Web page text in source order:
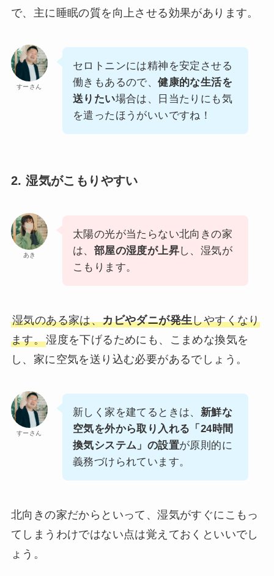
で、主に睡眠の質を向上させる効果があります。
すーさん
セロトニンには精神を安定させる
働きもあるので、健康的な生活を
送りたい場合は、日当たりにも気
を遣ったほうがいいですね！
2. 湿気がこもりやすい
あき
太陽の光が当たらない北向きの家
は、 部屋の湿度が上昇し、湿気が
こもります。
湿気のある家は、カビやダニが発生しやすくなり
ます。湿度を下げるためにも、こまめな換気を
し、家に空気を送り込む必要があるでしょう。
すーさん
新しく家を建てるときは、 新鮮な
空気を外から取り入れる「24時間
換気システム」の設置が原則的に
義務づけられています。
北向きの家だからといって、湿気がすぐにこもっ
てしまうわけではない点は覚えておくといいでし
ょう。